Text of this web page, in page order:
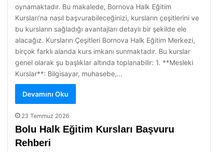
oynamaktadır. Bu makalede, Bornova Halk Eğitim
Kursları’na nasıl başvurabileceğinizi, kursların çeşitlerini ve
bu kursların sağladığı avantajları detaylı bir şekilde ele
alacağız. Kursların Çeşitleri Bornova Halk Eğitim Merkezi,
birçok farklı alanda kurs imkanı sunmaktadır. Bu kurslar
genel olarak şu başlıklar altında toplanabilir: 1. **Mesleki
Kurslar**: Bilgisayar, muhasebe,…
Devamını Oku
23 Temmuz 2026
Bolu Halk Eğitim Kursları Başvuru
Rehberi